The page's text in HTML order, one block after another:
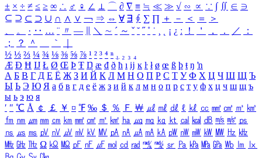
± × ÷ ≠ ≤ ≥ ∞ ∴ ♂ ♀ ∠ ⊥ ⌒ ∂ ∇ ≡ ≒ ≪ ≫ √ ∽ ∝ ∵ ∫ ∬ ∈ ∋
⊆ ⊇ ⊂ ⊃ ∪ ∩ ∧ ∨ ￢ ⇒ ⇔ ∀ ∃ ∮ ∑ ∏ ＋ － ＜ ＝
＞
、
。 · ‥ … ¨ 〃 ― ＼ ∼ ´ ～ ˇ ˘ ˝ ˚ ˙ ¸ ¡ ¿ ː ！ ＇ ， ． ／
：
；
？ ＾ ｀
½ ⅓ ⅔ ¼ ¾ ⅛ ⅜ ⅝ ⅞ ¹ ² ³ ⁴ ⁿ ₁ ₂ ₃ ₄
Æ Ð Ħ Ĳ Ł Ø Œ Þ Ŧ Ŋ æ đ ð ħ ı ĳ ĸ ŀ ł ø œ ß þ ŧ ŋ ŉ
А Б В Г Д Е Ё Ж З И Й К Л М Н О П Р С Т У Ф Х Ц Ч Ш Щ Ъ
Ы Ь Э Ю Я а б в г д е ё ж з и й к л м н о п р с т у ф х ц ч ш щ ъ
ы ь э ю я
′ ″ ℃ Å ￠ ￡ ￥ ¤ ℉ ‰ ＄ ％ Ｆ ￦ ㎕ ㎖ ㎗ ℓ ㎘ ㏄ ㎣ ㎤ ㎥ ㎦
㎙ ㎚ ㎛ ㎜ ㎝ ㎞ ㎟ ㎠ ㎡ ㎢ ㏊ ㎍ ㎎ ㎏ ㏏ ㎈ ㎉ ㏈ ㎧ ㎨ ㎰
㎱ ㎲ ㎳ ㎴ ㎵ ㎶ ㎷ ㎸ ㎹ ㎀ ㎁ ㎂ ㎃ ㎄ ㎺ ㎻ ㎽ ㎾ ㎿ ㎐ ㎑
㎒ ㎓ ㎔ Ω ㏀ ㏁ ㎊ ㎋ ㎌ ㏖ ㏅ ㎭ ㎮ ㎯ ㏛ ㎩ ㎪ ㎫ ㎬ ㏝ ㏐
㏓